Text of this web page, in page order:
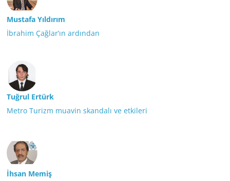
Mustafa Yıldırım
İbrahim Çağlar’ın ardından
Tuğrul Ertürk
Metro Turizm muavin skandalı ve etkileri
İhsan Memiş